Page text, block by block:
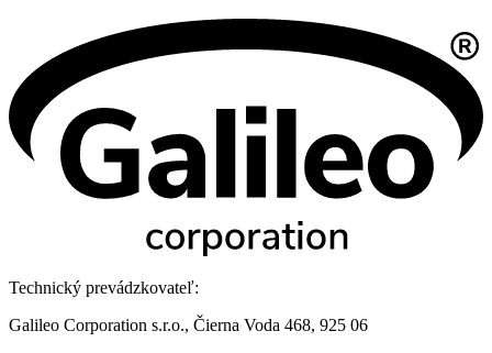
Technický prevádzkovateľ:
Galileo Corporation s.r.o., Čierna Voda 468, 925 06